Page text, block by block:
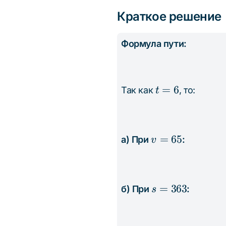
Краткое решение
Формула пути:
Так какt
t = 6, то:
а) Приv
v = 65:
б) При s =
s = 363: